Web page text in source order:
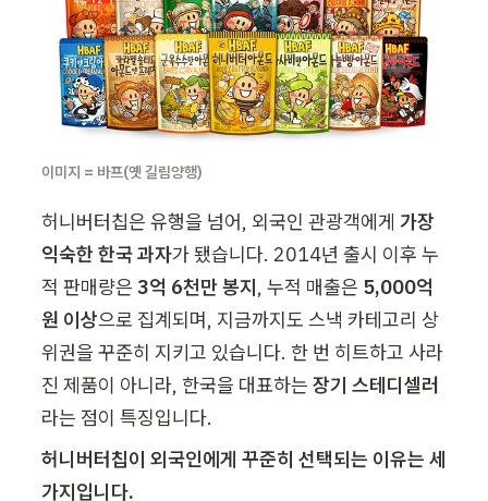
이미지 = 바프(옛 길림양행)
허니버터칩은 유행을 넘어, 외국인 관광객에게 가장
익숙한 한국 과자가 됐습니다. 2014년 출시 이후 누
적 판매량은 3억 6천만 봉지, 누적 매출은 5,000억
원 이상으로 집계되며, 지금까지도 스낵 카테고리 상
위권을 꾸준히 지키고 있습니다. 한 번 히트하고 사라
진 제품이 아니라, 한국을 대표하는 장기 스테디셀러
라는 점이 특징입니다.
허니버터칩이 외국인에게 꾸준히 선택되는 이유는 세
가지입니다.